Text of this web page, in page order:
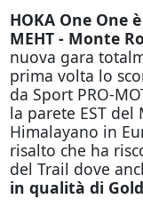
HOKA One One
MEHT - Monte
nuova gara
prima volta lo
da Sport PRO-
la parete EST del
Himalayano in
risalto che ha
del Trail dove
in qualità di